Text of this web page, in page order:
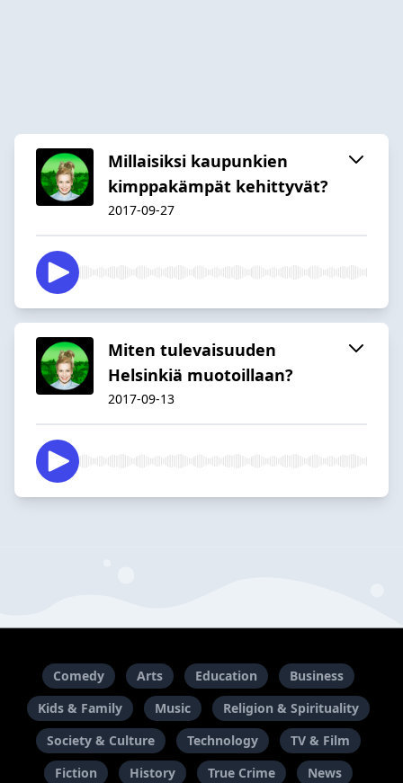
Millaisiksi kaupunkien
kimppakämpät kehittyvät?
2017-09-27
Miten tulevaisuuden
Helsinkiä muotoillaan?
2017-09-13
Comedy Arts Education
Business
Kids & Family
Music
Religion & Spirituality
Society & Culture
Technology
TV & Film
Fiction
History True Crime News